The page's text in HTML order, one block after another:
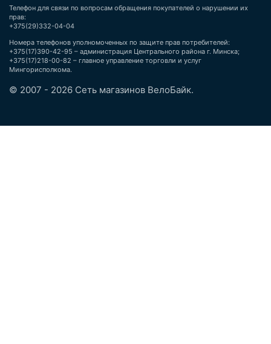
Телефон для связи по вопросам обращения покупателей о нарушении их
прав:
+375(29)332-04-04
Номера телефонов уполномоченных по защите прав потребителей:
+375(17)390-42-95 – администрация Центрального района г. Минска;
+375(17)218-00-82 – главное управление торговли и услуг
Мингорисполкома.
© 2007 - 2026 Сеть магазинов ВелоБайк.